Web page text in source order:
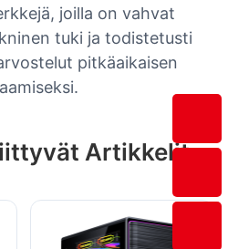
joilla on vahvat
tuki ja todistetusti
pitkäaikaisen
Artikkelit